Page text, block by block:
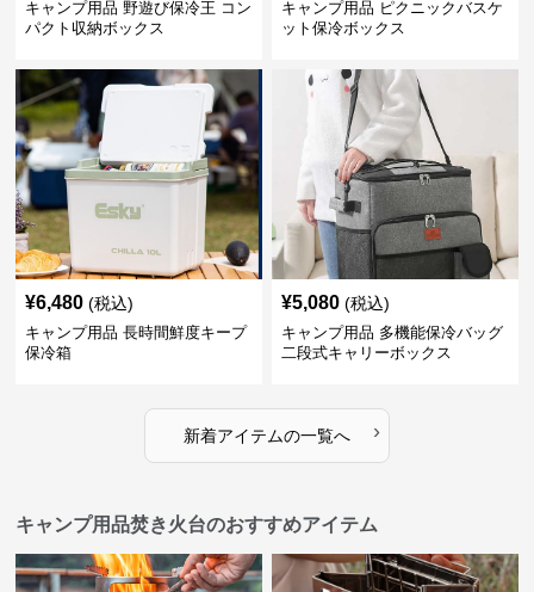
キャンプ用品 野遊び保冷王 コン
パクト収納ボックス
キャンプ用品 ピクニックバスケ
ット保冷ボックス
¥6,480 (税込)
キャンプ用品 長時間鮮度キープ
保冷箱
¥5,080 (税込)
キャンプ用品 多機能保冷バッグ
二段式キャリーボックス
新着アイテムの一覧へ ›
キャンプ用品焚き火台のおすすめアイテム